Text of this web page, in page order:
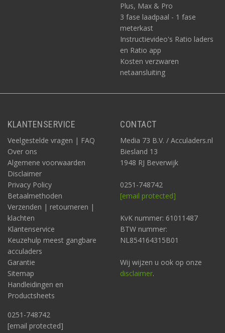
Plus, Max & Pro
3 fase laadpaal - 1 fase
meterkast
Instructievideo's Ratio laders
en Ratio app
Kosten verzwaren
netaansluiting
KLANTENSERVICE
Veelgestelde vragen | FAQ
Over ons
Algemene voorwaarden
Disclaimer
Privacy Policy
Betaalmethoden
Verzenden | retourneren |
klachten
Klantenservice
Keuzehulp meest gangbare
acculaders
Garantie
Sitemap
Handleidingen en
Productsheets
0251-748742
[email protected]
CONTACT
Media 73 B.V. / Acculaders.nl
Biesland 13
1948 RJ Beverwijk
0251-748742
[email protected]
KvK nummer: 61011487
BTW nummer:
NL854164315B01
Wij wijzen u ook op onze
disclaimer.